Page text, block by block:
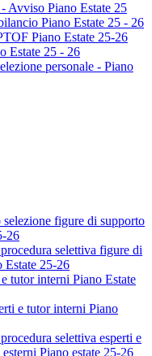
Avviso Piano Estate 25
Piano Estate 25 - 26
Piano Estate 25-26
Estate 25 - 26
personale - Piano
figure di supporto
26
selettiva figure di
Estate 25-26
tutor interni Piano Estate
e tutor interni Piano
selettiva esperti e
Piano estate 25-26